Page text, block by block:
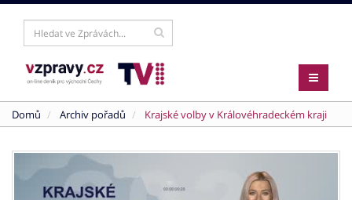
Domů Archiv pořadů Krajské volby v Královéhradeckém kraji